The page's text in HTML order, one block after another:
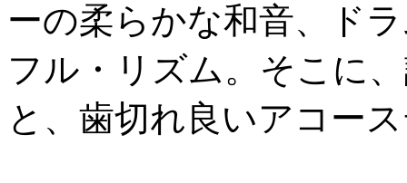
ーの柔らかな和音、ド
フル・リズム。そこに
と、歯切れ良いアコー